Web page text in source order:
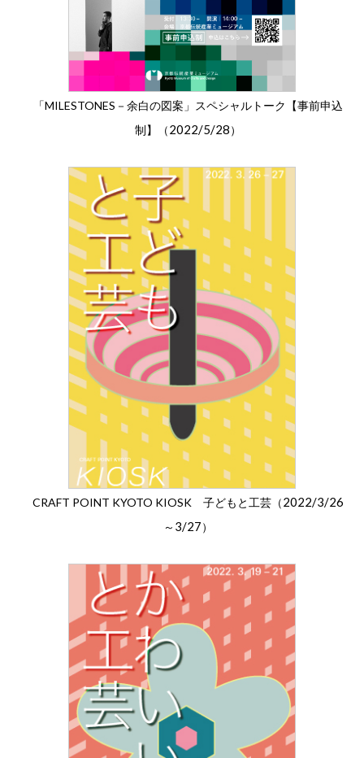
「MILESTONES－余白の図案」スペシャルトーク【事前申込
制】（2022/5/28）
CRAFT POINT KYOTO KIOSK 子どもと工芸（2022/3/26
～ 3/27）